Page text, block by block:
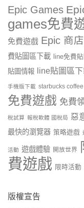
Epic Games
games免費
免費遊戲 Epic 商店
費貼圖區下載
line免費
貼圖情報
line貼圖區
手機版下載 starbucks
免費遊戲 免費
稅試算 報稅軟體 國稅局 惡
最快的瀏覽器 策略遊戲
活動 遊戲體驗 開放世界
費遊戲 限時活動
版權宣告